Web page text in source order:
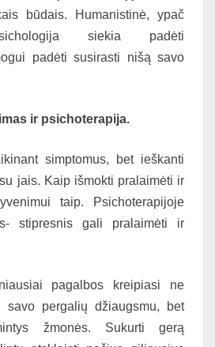
būdais. Humanistinė, ypač
siekia padėti
padėti susirasti nišą savo
ir psichoterapija.
simptomus, bet ieškanti
jais. Kaip išmokti pralaimėti ir
taip. Psichoterapijoje
stipresnis gali pralaimėti ir
pagalbos kreipiasi ne
savo pergalių džiaugsmu, bet
žmonės. Sukurti gerą